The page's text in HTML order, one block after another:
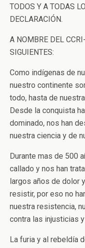
TODOS Y A TODAS
DECLARACIÓN.
A NOMBRE DEL
SIGUIENTES:
Como indígenas de
nuestro continente
todo, hasta de
Desde la conquista
dominado, nos han
nuestra ciencia y de
Durante mas de 500
callado y nos han
largos años de dolor
resistir, por eso no
nuestra resistencia,
contra las injusticias
La furia y al rebeldía